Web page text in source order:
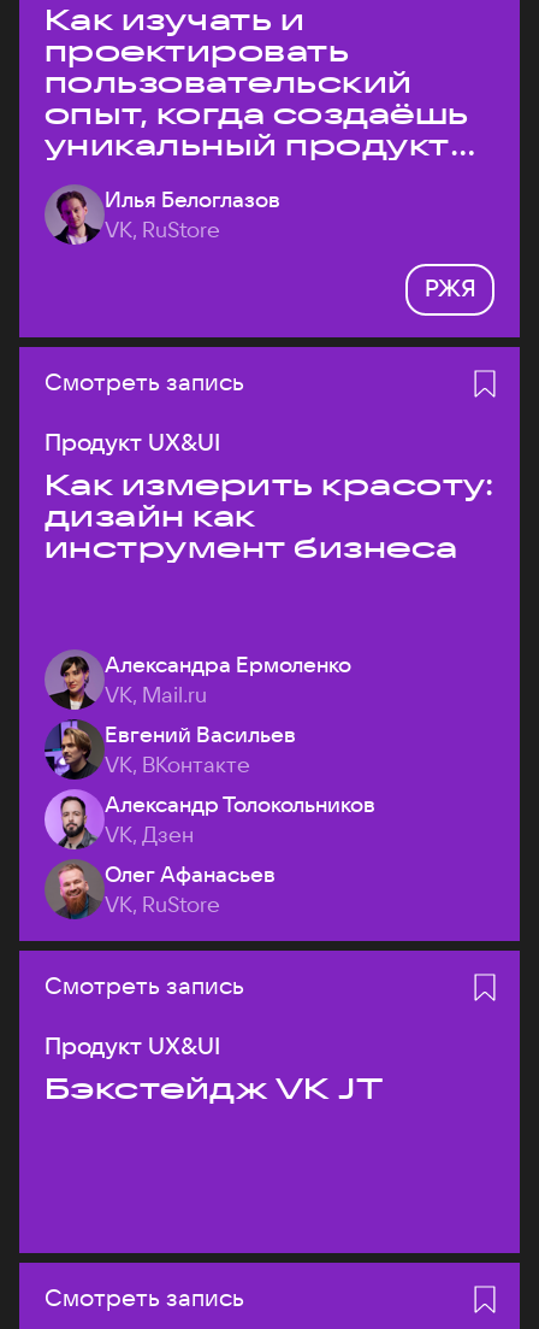
Как изучать и
проектировать
пользовательский
опыт, когда создаёшь
уникальный продукт
на рынке?
Илья Белоглазов
VK, RuStore
РЖЯ
Смотреть запись
Продукт UX&UI
Как измерить красоту:
дизайн как
инструмент бизнеса
Александра Ермоленко
VK, Mail.ru
Евгений Васильев
VK, ВКонтакте
Александр Толокольников
VK, Дзен
Олег Афанасьев
VK, RuStore
Смотреть запись
Продукт UX&UI
Бэкстейдж VK JT
Смотреть запись